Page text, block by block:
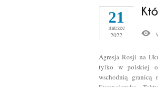
21
marzec
2022
Agresja Rosji na
tylko w polskiej
wschodnią granicą